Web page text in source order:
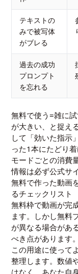
テキストの
みで被写体
がブレる
過去の成功
プロンプト
を忘れる
無料で使う=雑に
が大きい、と捉え
して「効いた指示
った1本にたどり
モードごとの消費
情報は必ず公式サ
無料で作った動画
るチェックリスト
無料枠で動画が完
ます。しかし無料
が異なる場合があ
べき点があります
この用途に使って
整理します。数値
はなく、あなた自